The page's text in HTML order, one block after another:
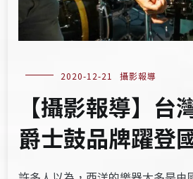
2020-12-21 攝影報導
【攝影報導】台
爵士鼓品牌躍登